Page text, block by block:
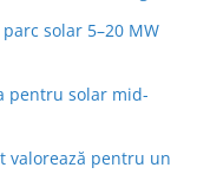
solar 5–20 MW
pentru solar mid-
valorează pentru un